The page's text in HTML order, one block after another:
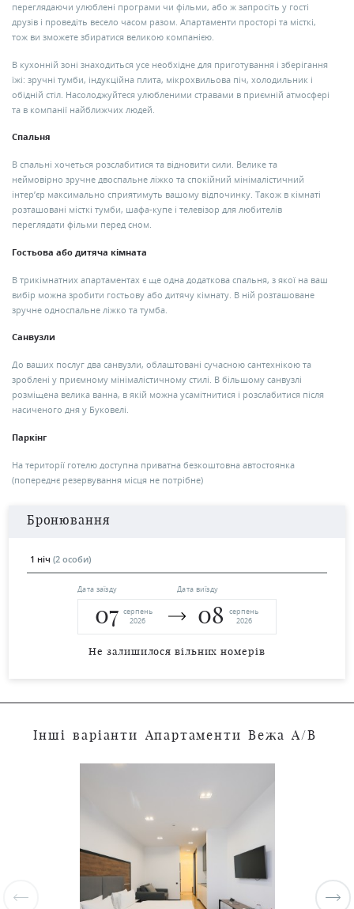
переглядаючи улюблені програми чи фільми, або ж запросіть у гості
друзів і проведіть весело часом разом. Апартаменти просторі та місткі,
тож ви зможете збиратися великою компанією.
В кухонній зоні знаходиться усе необхідне для приготування і зберігання
їжі: зручні тумби, індукційна плита, мікрохвильова піч, холодильник і
обідній стіл. Насолоджуйтеся улюбленими стравами в приємній атмосфері
та в компанії найближчих людей.
Спальня
В спальні хочеться розслабитися та відновити сили. Велике та
неймовірно зручне двоспальне ліжко та спокійний мінімалістичний
інтер’єр максимально сприятимуть вашому відпочинку. Також в кімнаті
розташовані місткі тумби, шафа-купе і телевізор для любителів
переглядати фільми перед сном.
Гостьова або дитяча кімната
В трикімнатних апартаментах є ще одна додаткова спальня, з якої на ваш
вибір можна зробити гостьову або дитячу кімнату. В ній розташоване
зручне односпальне ліжко та тумба.
Санвузли
До ваших послуг два санвузли, облаштовані сучасною сантехнікою та
зроблені у приємному мінімалістичному стилі. В більшому санвузлі
розміщена велика ванна, в якій можна усамітнитися і розслабитися після
насиченого дня у Буковелі.
Паркінг
На території готелю доступна приватна безкоштовна автостоянка
(попереднє резервування місця не потрібне)
Бронювання
1 ніч (2 особи)
Дата заїзду
07 серпень
2026
Дата виїзду
08
серпень
2026
Не залишилося вільних номерів
І нш і в а рі анти Апа ртаменти Вежа А / В